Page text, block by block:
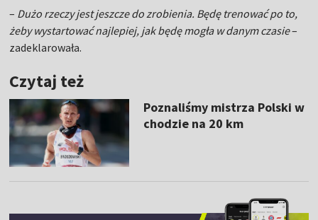
– Dużo rzeczy jest jeszcze do zrobienia. Będę trenować po to,
żeby wystartować najlepiej, jak będę mogła w danym czasie–
zadeklarowała.
Czytaj też
Poznaliśmy mistrza Polski w
chodzie na 20 km